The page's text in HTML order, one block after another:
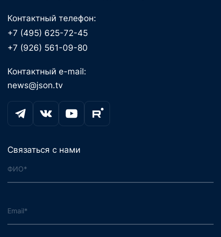
Контактный телефон:
+7 (495) 625-72-45
+7 (926) 561-09-80
Контактный e-mail:
news@json.tv
Связаться с нами